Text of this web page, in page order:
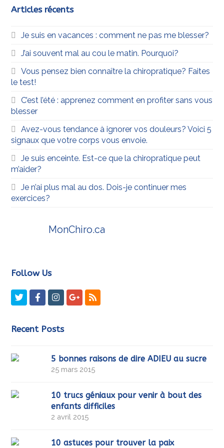
Articles récents
Je suis en vacances : comment ne pas me blesser?
J’ai souvent mal au cou le matin. Pourquoi?
Vous pensez bien connaître la chiropratique? Faites
le test!
C’est l’été : apprenez comment en profiter sans vous
blesser
Avez-vous tendance à ignorer vos douleurs? Voici 5
signaux que votre corps vous envoie.
Je suis enceinte. Est-ce que la chiropratique peut
m’aider?
Je n’ai plus mal au dos. Dois-je continuer mes
exercices?
MonChiro.ca
Follow Us
TwitterFacebookInstagramGooglePlus
RSS
Recent Posts
5 bonnes raisons de dire ADIEU au sucre
25 mars 2015
10 trucs géniaux pour venir à bout des
enfants difficiles
2 avril 2015
10 astuces pour trouver la paix